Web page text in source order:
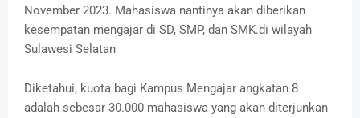
November 2023. Mahasiswa nantinya akan diberikan
kesempatan mengajar di SD, SMP, dan SMK.di wilayah
Sulawesi Selatan
Diketahui, kuota bagi Kampus Mengajar angkatan 8
adalah sebesar 30.000 mahasiswa yang akan diterjunkan